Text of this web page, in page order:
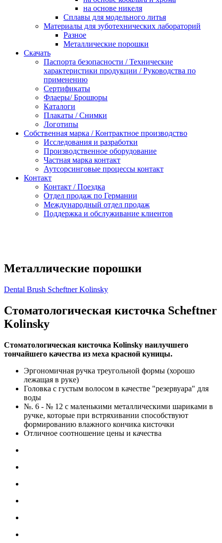
на основе никеля
Сплавы для модельного литья
Материалы для зуботехнических лабораторий
Разное
Mеталлические порошки
Скачать
Паспорта безопасности / Технические
характеристики продукции / Руководствa по
применению
Сертификаты
Флаеры/ Брошюры
Каталоги
Плакаты / Снимки
Логотипы
Собственная марка / Контрактное производство
Исследования и разработки
Производственное оборудование
Частная марка контакт
Аутсорсинговые процессы контакт
Контакт
Контакт / Поездка
Oтдел продаж по Германии
Международный отдел продаж
Поддержка и oбслуживаниe клиентов
Mеталлические порошки
Dental Brush Scheftner Kolinsky
Стоматологическая кисточка Scheftner
Kolinsky
Стоматологическая кисточка Kolinsky наилучшего
тончайшего качества из меха красной куницы.
Эргономичная ручка треугольной формы (хорошо
лежащая в руке)
Головка с густым волосом в качестве "резервуара" для
воды
№. 6 - № 12 с маленькими металлическими шариками в
ручке, которые при встряхивании способствуют
формированию влажного кончика кисточки
Отличное соотношение цены и качества